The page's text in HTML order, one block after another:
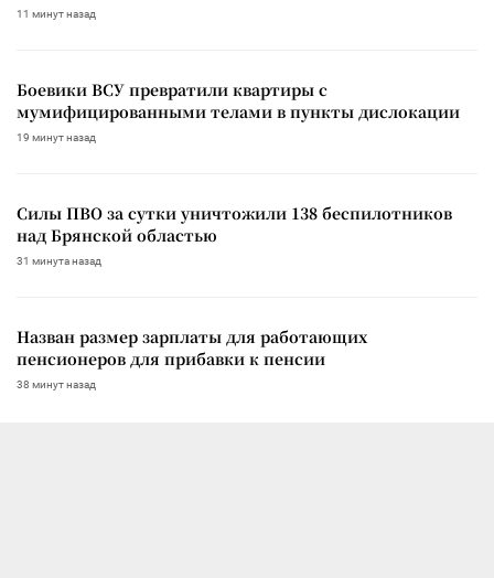
11 минут назад
Боевики ВСУ превратили квартиры с
мумифицированными телами в пункты дислокации
19 минут назад
Силы ПВО за сутки уничтожили 138 беспилотников
над Брянской областью
31 минута назад
Назван размер зарплаты для работающих
пенсионеров для прибавки к пенсии
38 минут назад